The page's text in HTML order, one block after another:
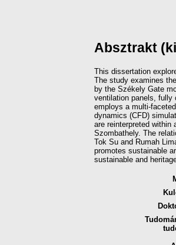
Absztrakt
This dissertation
The study examines
by the Székely Gate
ventilation panels, fully
employs a multi-
dynamics (CFD)
are reinterpreted
Szombathely. The
Tok Su and Rumah
promotes sustainable
sustainable and